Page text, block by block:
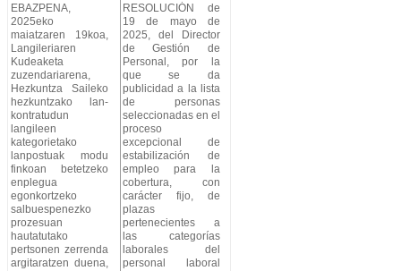
EBAZPENA,
2025eko
maiatzaren 19koa,
Langileriaren
Kudeaketa
zuzendariarena,
Hezkuntza Saileko
hezkuntzako lan-
kontratudun
langileen
kategorietako
lanpostuak modu
finkoan betetzeko
enplegua
egonkortzeko
salbuespenezko
prozesuan
hautatutako
pertsonen zerrenda
argitaratzen duena,
RESOLUCIÓN de
19 de mayo de
2025, del Director
de Gestión de
Personal, por la
que se da
publicidad a la lista
de personas
seleccionadas en el
proceso
excepcional de
estabilización de
empleo para la
cobertura, con
carácter fijo, de
plazas
pertenecientes a
las categorías
laborales del
personal laboral